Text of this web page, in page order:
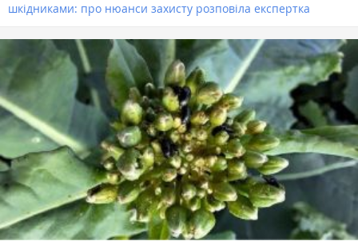
шкідниками: про нюанси захисту розповіла експертка